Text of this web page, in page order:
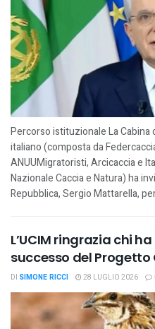
Percorso istituzionale La Cabina
italiano (composta da
ANUUMigratoristi, Arcicaccia e
Nazionale Caccia e Natura) ha
Repubblica, Sergio Mattarella,
L’UCIM ringrazia chi
successo del
DI SIMONE RICCI 28 LUGLIO 2026